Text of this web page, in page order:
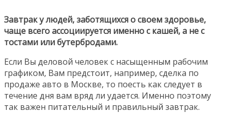
Завтрак у людей, заботящихся о своем здоровье,
чаще всего ассоциируется именно с кашей, а не с
тостами или бутербродами.
Если Вы деловой человек с насыщенным рабочим
графиком, Вам предстоит, например, сделка по
продаже авто в Москве, то поесть как следует в
течение дня вам вряд ли удается. Именно поэтому
так важен питательный и правильный завтрак.